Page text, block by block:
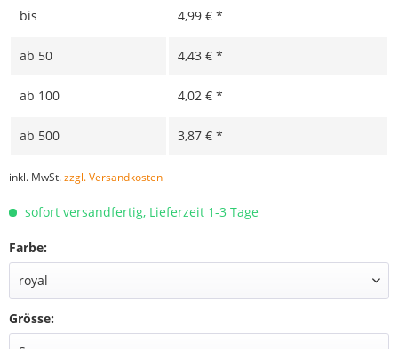
bis
4,99 € *
ab 50 4,43 € *
ab 100 4,02 € *
ab 500 3,87 € *
inkl. MwSt.zzgl. Versandkosten
sofort versandfertig, Lieferzeit 1-3 Tage
Farbe:
Grösse: